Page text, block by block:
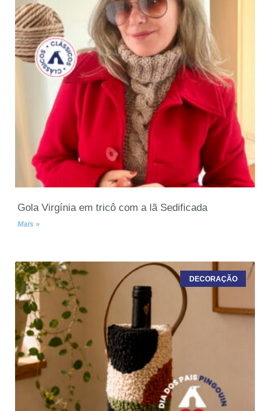
Gola Virgínia em tricô com a lã Sedificada
Mais »
DECORAÇÃO